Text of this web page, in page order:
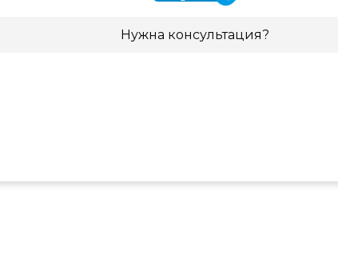
Нужна консультация?